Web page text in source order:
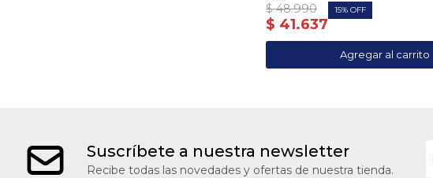
$ 41.637
$ 48.990 15
Suscríbete a nuestra newsletter
Recibe todas las novedades y ofertas de nuestra tienda.